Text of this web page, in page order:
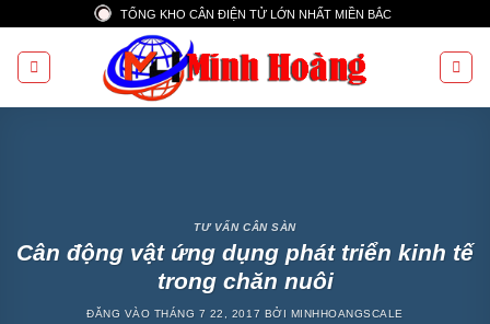
nội
dung
TỔNG KHO CÂN ĐIỆN TỬ LỚN NHẤT MIỀN BẮC
TƯ VẤN CÂN SÀN
Cân động vật ứng dụng phát triển kinh tế
trong chăn nuôi
ĐĂNG VÀO THÁNG 7 22, 2017 BỞI MINHHOANGSCALE